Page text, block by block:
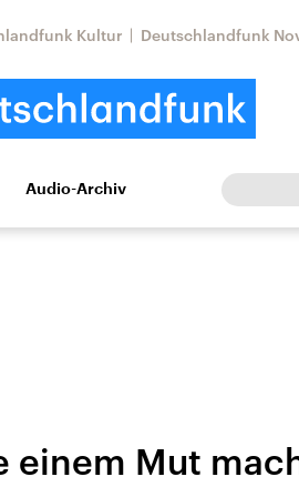
Kultur Deutschlandfunk
Kultur Europa
Iran
Audio-Archiv
einem Mut